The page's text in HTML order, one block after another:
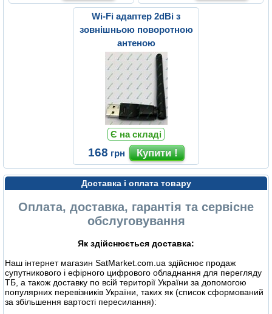
Wi-Fi адаптер 2dBi з
зовнішньою поворотною
антеною
Є на складі
168 грн
Доставка і оплата товару
Оплата, доставка, гарантія та сервісне
обслуговування
Як здійснюється доставка:
Наш інтернет магазин SatMarket.com.ua здійснює продаж
супутникового і ефірного цифрового обладнання для перегляду
ТБ, а також доставку по всій території України за допомогою
популярних перевізників України, таких як (список сформований
за збільшення вартості пересилання):